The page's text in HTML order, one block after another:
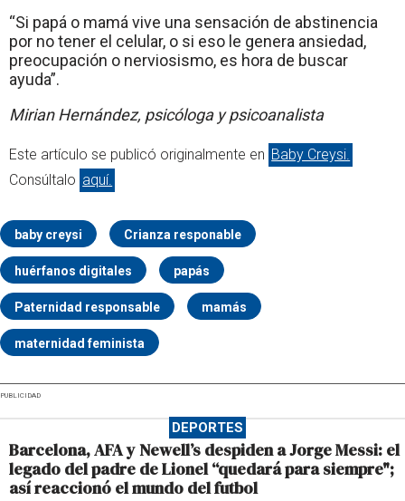
“Si papá o mamá vive una sensación de abstinencia
por no tener el celular, o si eso le genera ansiedad,
preocupación o nerviosismo, es hora de buscar
ayuda”.
Mirian Hernández, psicóloga y psicoanalista
Este artículo se publicó originalmente en Baby Creysi.
Consúltalo aquí.
baby creysi Crianza responable
huérfanos digitales papás
Paternidad responsable mamás
maternidad feminista
PUBLICIDAD
DEPORTES
Barcelona, AFA y Newell’s despiden a Jorge Messi: el
legado del padre de Lionel “quedará para siempre";
así reaccionó el mundo del futbol